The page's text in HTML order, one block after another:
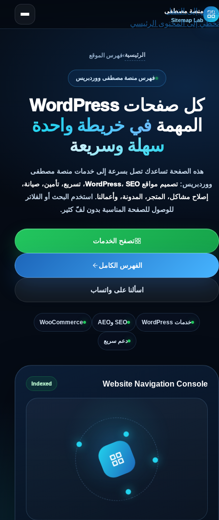
تخطي إلى التنقل
تخطي إلى المحتوى الرئيسي
منصة مصطفى
Sitemap Lab
الرئيسية›فهرس الموقع
فهرس منصة مصطفى ووردبريس
كل صفحات WordPress
المهمة في خريطة واحدة
سهلة وسريعة
هذه الصفحة تساعدك تصل بسرعة إلى خدمات منصة مصطفى
ووردبريس:
تصميم مواقع WordPress، SEO، تسريع، تأمين، صيانة،
إصلاح مشاكل، المتجر، المدونة، وأعمالنا. استخدم البحث أو الفلاتر
للوصول للصفحة المناسبة بدون لفّ كثير.
تصفح الخدمات
الفهرس الكامل
اسألنا على واتساب
خدمات WordPress SEO وAEO WooCommerce
دعم سريع
Website Navigation Console
Indexed